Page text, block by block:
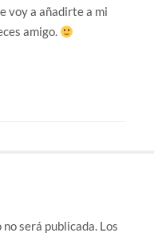
voy a añadirte a mi
amigo.
será publicada. Los